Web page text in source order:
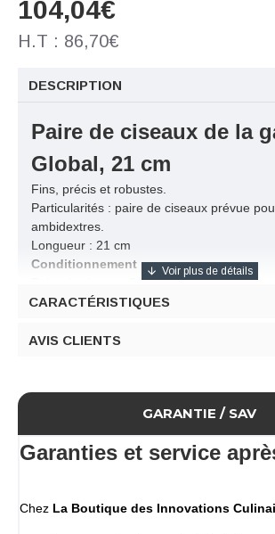
104,04€
H.T : 86,70€
DESCRIPTION
Paire de ciseaux de la
Global, 21 cm
Fins, précis et robustes.
Particularités : paire de ciseaux prévue
ambidextres.
Longueur : 21 cm
Conditionnement
Paire de ciseaux Global vendue à l'unité
CARACTÉRISTIQUES
AVIS CLIENTS
GARANTIE / SAV
Garanties et service
Chez La Boutique des Innovations